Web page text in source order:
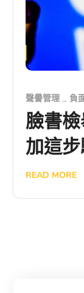
聲譽管理 負
臉書
加這
READ MORE